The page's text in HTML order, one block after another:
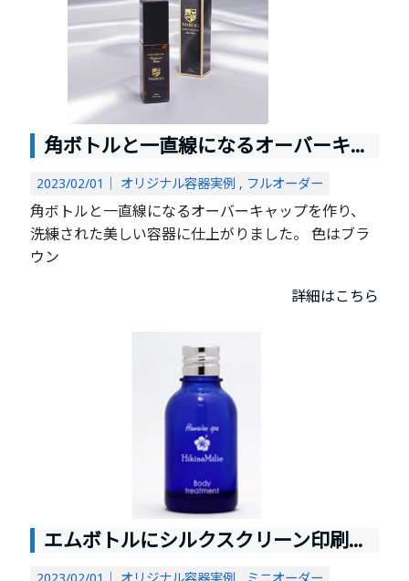
角ボトルと一直線になるオーバーキャップが魅力のプラスチック容器です。
2023/02/01｜ オリジナル容器実例 フルオーダー
角ボトルと一直線になるオーバーキャップを作り、
洗練された美しい容器に仕上がりました。 色はブラ
ウン
詳細はこちら
エムボトルにシルクスクリーン印刷のご注文を頂きました。